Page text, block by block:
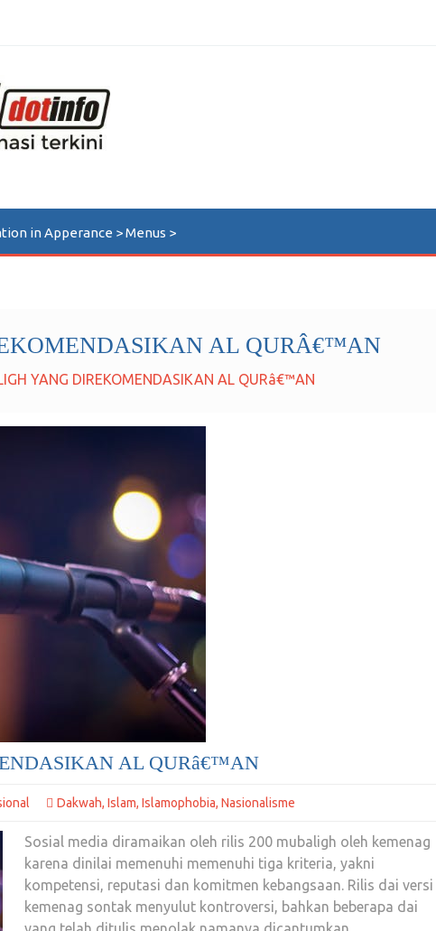
in Apperance > Menus >
AL QURÂ€™AN
YANG DIREKOMENDASIKAN AL QURâ€™AN
AL QURâ€™AN
Dakwah, Islam, Islamophobia, Nasionalisme
Sosial media diramaikan oleh rilis 200 mubaligh oleh kemenag
karena dinilai memenuhi memenuhi tiga kriteria, yakni
kompetensi, reputasi dan komitmen kebangsaan. Rilis dai versi
kemenag sontak menyulut kontroversi, bahkan beberapa dai